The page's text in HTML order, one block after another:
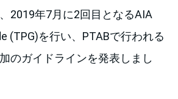
2019年7月に2回目となるAIA
(TPG)を行い、PTABで行われる
のガイドラインを発表しまし